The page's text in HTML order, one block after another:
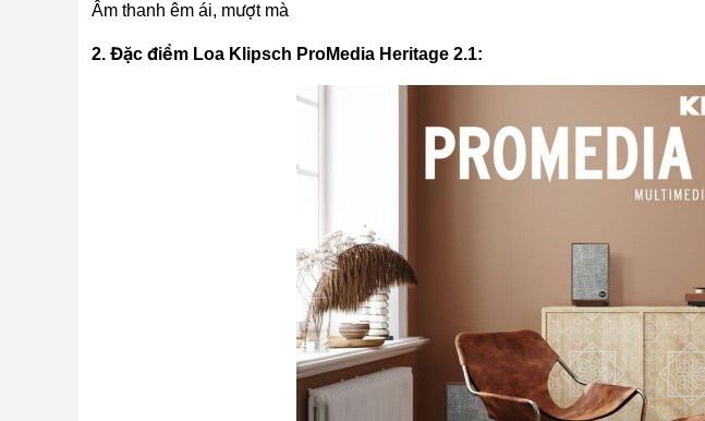
Âm thanh êm ái, mượt mà
2. Đặc điểm Loa Klipsch ProMedia Heritage 2.1: